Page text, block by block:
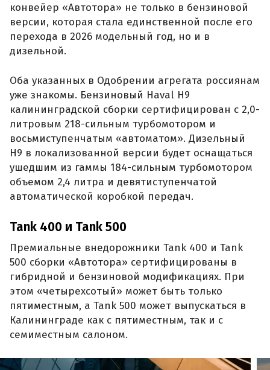
конвейер «Автотора» не только в бензиновой
версии, которая стала единственной после его
перехода в 2026 модельный год, но и в
дизельной.
Оба указанных в Одобрении агрегата россиянам
уже знакомы. Бензиновый Haval H9
калининградской сборки сертифицирован с 2,0-
литровым 218-сильным турбомотором и
восьмиступенчатым «автоматом». Дизельный
H9 в локализованной версии будет оснащаться
ушедшим из гаммы 184-сильным турбомотором
объемом 2,4 литра и девятиступенчатой
автоматической коробкой передач.
Tank 400 и Tank 500
Премиальные внедорожники Tank 400 и Tank
500 сборки «Автотора» сертифицированы в
гибридной и бензиновой модификациях. При
этом «четырехсотый» может быть только
пятиместным, а Tank 500 может выпускаться в
Калининграде как с пятиместным, так и с
семиместным салоном.